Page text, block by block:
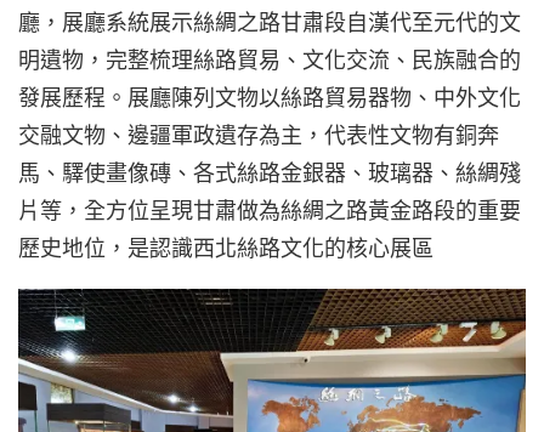
廳，展廳系統展示絲綢之路甘肅段自漢代至元代的文
明遺物，完整梳理絲路貿易、文化交流、民族融合的
發展歷程。展廳陳列文物以絲路貿易器物、中外文化
交融文物、邊疆軍政遺存為主，代表性文物有銅奔
馬、驛使畫像磚、各式絲路金銀器、玻璃器、絲綢殘
片等，全方位呈現甘肅做為絲綢之路黃金路段的重要
歷史地位，是認識西北絲路文化的核心展區